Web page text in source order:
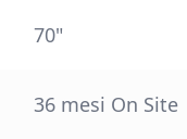
70"
36 mesi On Site